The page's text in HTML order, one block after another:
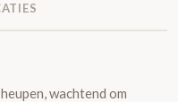
wachtend om